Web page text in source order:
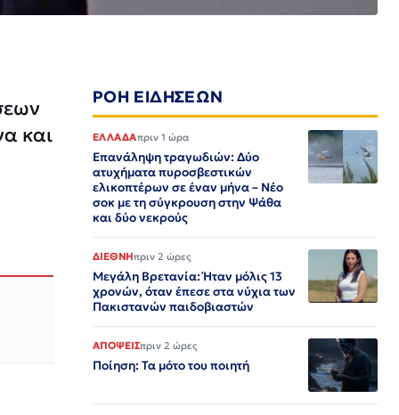
και
ΡΟΗ ΕΙΔΗΣΕΩΝ
ΕΛΛΑΔΑπριν 1 ώρα
Επανάληψη τραγωδιών: Δύο
ατυχήματα πυροσβεστικών
ελικοπτέρων σε έναν μήνα – Νέο
σοκ με τη σύγκρουση στην Ψάθα
και δύο νεκρούς
ΔΙΕΘΝΗπριν 2 ώρες
Μεγάλη Βρετανία: Ήταν μόλις 13
χρονών, όταν έπεσε στα νύχια των
Πακιστανών παιδοβιαστών
ΑΠΟΨΕΙΣπριν 2 ώρες
Ποίηση: Τα μότο του ποιητή